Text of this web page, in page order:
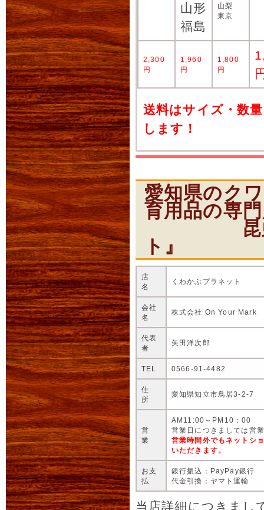
2012年09月15日
ポイントキャッシ
くわプラ「オータ
生体入荷いたしま
グランディス・タ
リクエストにお応
くわプラOPEN直後
クエストを頂きまし
産卵木『50本量販セ
ナラ産卵木
クヌギ産卵木
お一人様でのまとめ
どうぞご利用ください
2012年09月23日
幼虫生体追加いた
人気のアクベシアヌ
どクワガタ幼虫各種
加。
山形
福島
山梨
東京
2,300
円
1,960
円
1,800
円
送料はサイズ・数
します！
愛知県のク
育用品の専
昆虫シ
ト』
店
名
くわかぶプラネット
会社
名
株式会社 On Your Mark
代表
者
矢田洋次郎
TEL 0566-91-4482
住
所
愛知県知立市鳥居3-2-7
営
業
AM11:00～PM10：00
営業日につきましては営
営業時間外でもネットシ
いただきます。
お支
払
銀行振込：PayPay銀行
代金引換：ヤマト運輸
当店詳細につきまし